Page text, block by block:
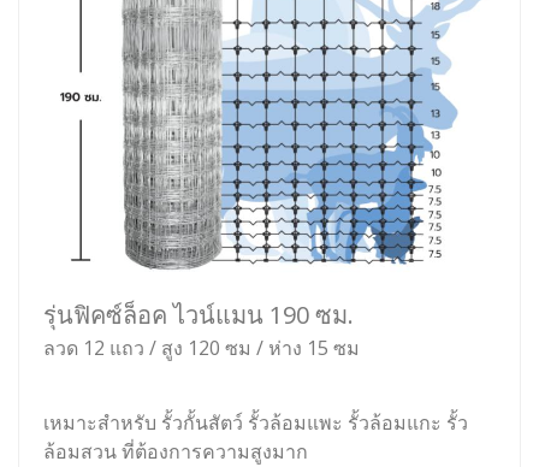
รุ่นฟิคซ์ล็อค ไวน์แมน 190 ซม.
ลวด 12 แถว / สูง 120 ซม / ห่าง 15 ซม
เหมาะสำหรับ รั้วกั้นสัตว์ รั้วล้อมแพะ รั้วล้อมแกะ รั้ว
ล้อมสวน ที่ต้องการความสูงมาก